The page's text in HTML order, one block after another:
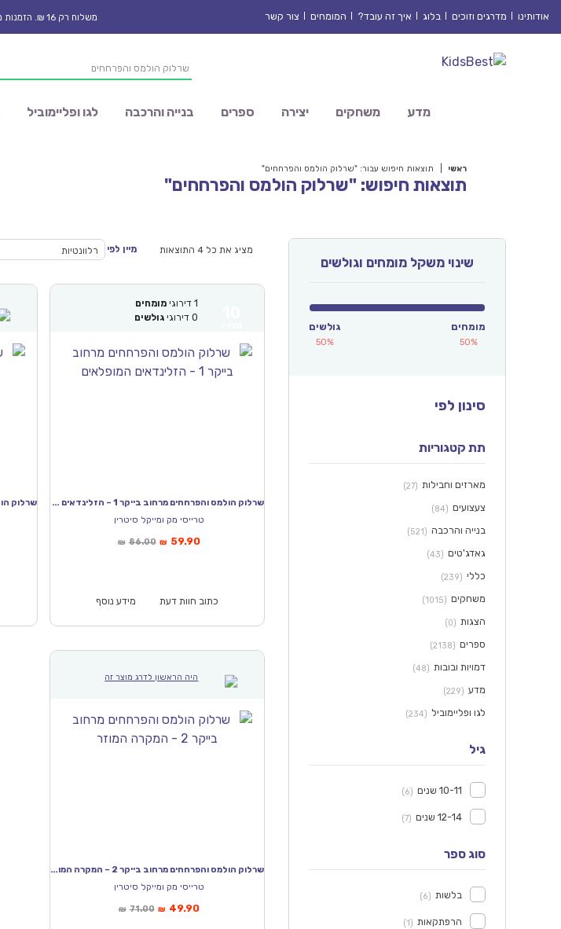
אודותינו מדרגים וזוכים בלוג איך זה עובד? המומחים צור קשר משלוח רק 16 ₪. הזמנות מעל 250 ₪ משלוח נק’ איסוף חינם
Products
search
מדע משחקים יצירה ספרים בנייה והרכבה לגו ופליימוביל
ראשי תוצאות חיפוש עבור: "שרלוק הולמס והפרחחים"
תוצאות חיפוש: "שרלוק הולמס והפרחחים"
שינוי משקל מומחים וגולשים
מומחים
50%
גולשים
50%
סינון לפי
תת קטגוריות
מארזים וחבילות (27)
צעצועים (84)
בנייה והרכבה (521)
גאדג'טים (43)
כללי (239)
משחקים (1015)
הצגות (0)
ספרים (2138)
דמויות ובובות (48)
מדע (229)
לגו ופליימוביל (234)
גיל
10-11 שנים 6
12-14 שנים 7
סוג ספר
בלשות 6
הרפתקאות 1
מציג את כל 4 התוצאות מיין לפי רלוונטיות
1 דירוגימומחים
0 דירוגיגולשים
שרלוק הולמס והפרחחים מרחוב בייקר 1 – הזלינדאים המופלאים
טרייסי מק ומייקל סיטרין
₪ 86.00המחיר
₪ 59.90המחיר
כתוב חוות דעת
מידע נוסף
היה הראשון לדרג מוצר זה
שרלוק הולמס והפרחחים מרחוב בייקר 2 – המקרה המוזר
טרייסי מק ומייקל סיטרין
₪ 71.00המחיר
₪ 49.90המחיר